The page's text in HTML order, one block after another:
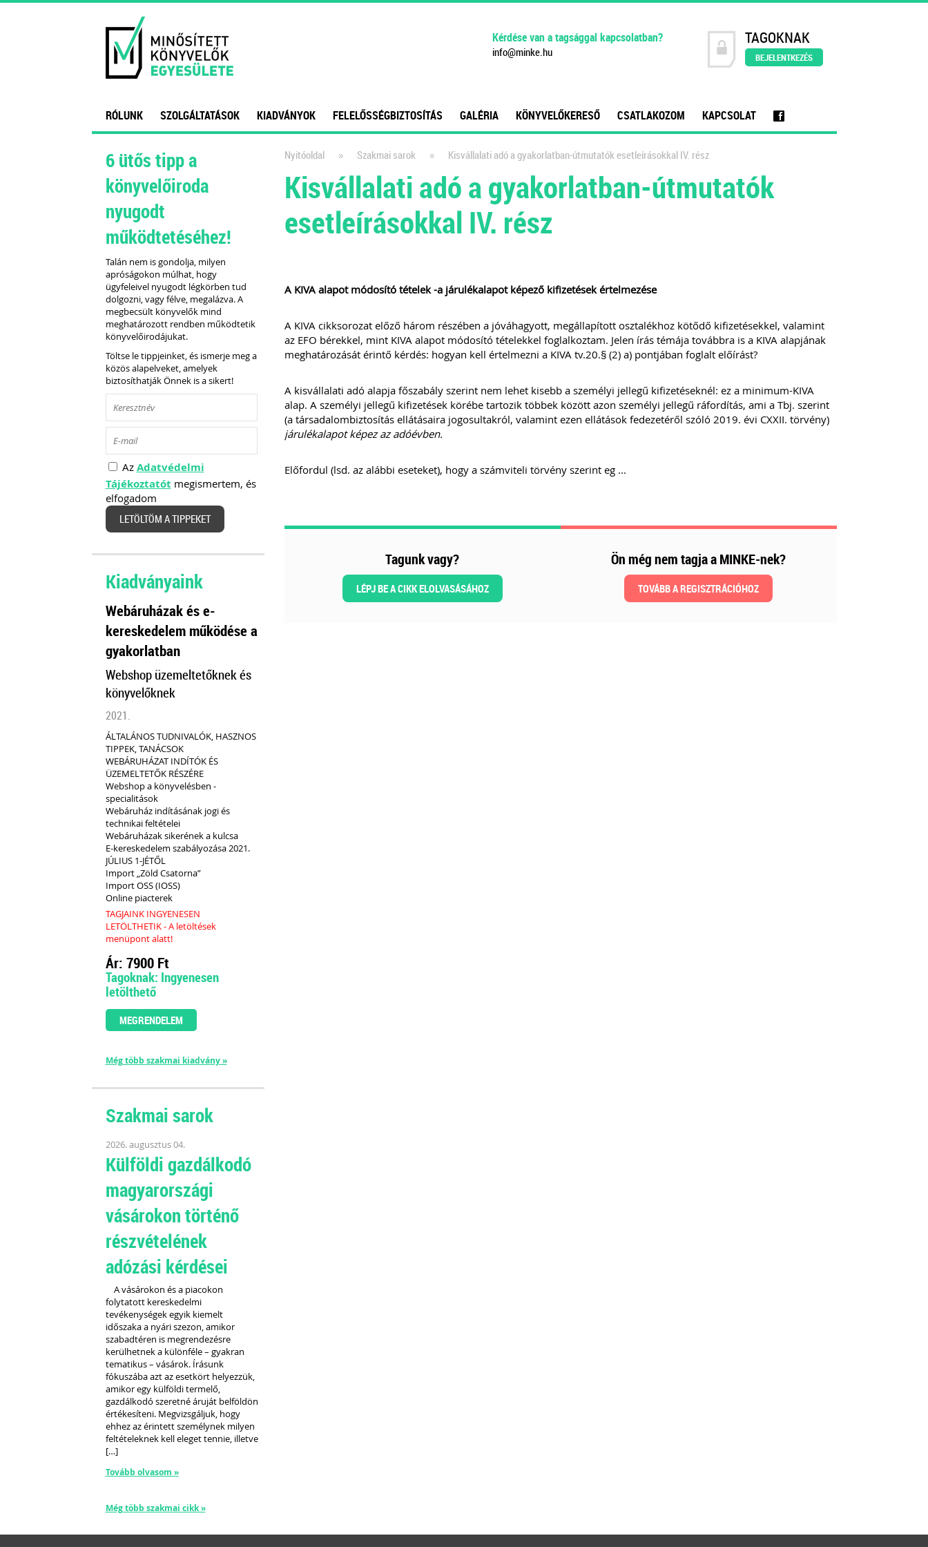
Kérdése van a tagsággal kapcsolatban?
info@minke.hu
TAGOKNAK
BEJELENTKEZÉS
RÓLUNK SZOLGÁLTATÁSOK KIADVÁNYOK FELELŐSSÉGBIZTOSÍTÁS GALÉRIA KÖNYVELŐKERESŐ CSATLAKOZOM KAPCSOLAT f
Nyitóoldal » Szakmai sarok » Kisvállalati adó a gyakorlatban-útmutatók esetleírásokkal IV. rész
Kisvállalati adó a gyakorlatban-útmutatók
esetleírásokkal IV. rész
A KIVA alapot módosító tételek -a járulékalapot képező kifizetések értelmezése
A KIVA cikksorozat előző három részében a jóváhagyott, megállapított osztalékhoz kötődő kifizetésekkel, valamint
az EFO bérekkel, mint KIVA alapot módosító tételekkel foglalkoztam. Jelen írás témája továbbra is a KIVA alapjának
meghatározását érintő kérdés: hogyan kell értelmezni a KIVA tv.20.§ (2) a) pontjában foglalt előírást?
A kisvállalati adó alapja főszabály szerint nem lehet kisebb a személyi jellegű kifizetéseknél: ez a minimum-KIVA
alap. A személyi jellegű kifizetések körébe tartozik többek között azon személyi jellegű ráfordítás, ami a Tbj. szerint
(a társadalombiztosítás ellátásaira jogosultakról, valamint ezen ellátások fedezetéről szóló 2019. évi CXXII. törvény)
járulékalapot képez az adóévben.
Előfordul (lsd. az alábbi eseteket), hogy a számviteli törvény szerint eg ...
Tagunk vagy?
LÉPJ BE A CIKK ELOLVASÁSÁHOZ
Ön még nem tagja a MINKE-nek?
TOVÁBB A REGISZTRÁCIÓHOZ
6 ütős tipp a
könyvelőiroda
nyugodt
működtetéséhez!
Talán nem is gondolja, milyen
apróságokon múlhat, hogy
ügyfeleivel nyugodt légkörben tud
dolgozni, vagy félve, megalázva. A
megbecsült könyvelők mind
meghatározott rendben működtetik
könyvelőirodájukat.
Töltse le tippjeinket, és ismerje meg a
közös alapelveket, amelyek
biztosíthatják Önnek is a sikert!
Az Adatvédelmi
Tájékoztatót megismertem, és
elfogadom
LETÖLTÖM A TIPPEKET
Kiadványaink
Webáruházak és e-
kereskedelem működése a
gyakorlatban
Webshop üzemeltetőknek és
könyvelőknek
2021.
ÁLTALÁNOS TUDNIVALÓK, HASZNOS
TIPPEK, TANÁCSOK
WEBÁRUHÁZAT INDÍTÓK ÉS
ÜZEMELTETŐK RÉSZÉRE
Webshop a könyvelésben -
specialitások
Webáruház indításának jogi és
technikai feltételei
Webáruházak sikerének a kulcsa
E-kereskedelem szabályozása 2021.
JÚLIUS 1-JÉTŐL
Import „Zöld Csatorna”
Import OSS (IOSS)
Online piacterek
TAGJAINK INGYENESEN
LETÖLTHETIK - A letöltések
menüpont alatt!
Ár: 7900 Ft
Tagoknak: Ingyenesen
letölthető
MEGRENDELEM
Még több szakmai kiadvány »
Szakmai sarok
2026. augusztus 04.
Külföldi gazdálkodó
magyarországi
vásárokon történő
részvételének
adózási kérdései
A vásárokon és a piacokon
folytatott kereskedelmi
tevékenységek egyik kiemelt
időszaka a nyári szezon, amikor
szabadtéren is megrendezésre
kerülhetnek a különféle – gyakran
tematikus – vásárok. Írásunk
fókuszába azt az esetkört helyezzük,
amikor egy külföldi termelő,
gazdálkodó szeretné áruját belföldön
értékesíteni. Megvizsgáljuk, hogy
ehhez az érintett személynek milyen
feltételeknek kell eleget tennie, illetve
[…]
Tovább olvasom »
Még több szakmai cikk »